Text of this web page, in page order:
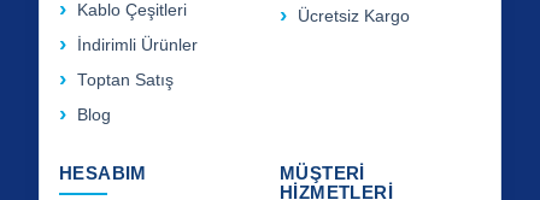
Kablo Çeşitleri
İndirimli Ürünler
Toptan Satış
Blog
Ücretsiz Kargo
HESABIM
MÜŞTERİ
HİZMETLERİ